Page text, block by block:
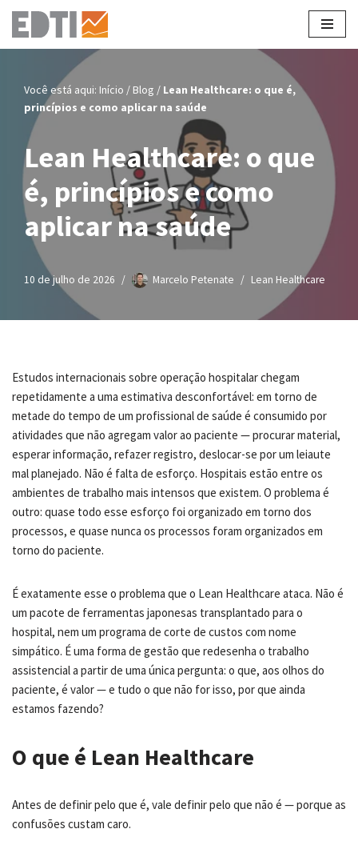
Pular
conteúdo
Você está aqui: Início / Blog / Lean Healthcare: o que é,
princípios e como aplicar na saúde
Lean Healthcare: o que
é, princípios e como
aplicar na saúde
10 de julho de 2026 Marcelo Petenate Lean Healthcare
Estudos internacionais sobre operação hospitalar chegam
repetidamente a uma estimativa desconfortável: em torno de
metade do tempo de um profissional de saúde é consumido por
atividades que não agregam valor ao paciente — procurar material,
esperar informação, refazer registro, deslocar-se por um leiaute
mal planejado. Não é falta de esforço. Hospitais estão entre os
ambientes de trabalho mais intensos que existem. O problema é
outro: quase todo esse esforço foi organizado em torno dos
processos, e quase nunca os processos foram organizados em
torno do paciente.
É exatamente esse o problema que o Lean Healthcare ataca. Não é
um pacote de ferramentas japonesas transplantado para o
hospital, nem um programa de corte de custos com nome
simpático. É uma forma de gestão que redesenha o trabalho
assistencial a partir de uma única pergunta: o que, aos olhos do
paciente, é valor — e tudo o que não for isso, por que ainda
estamos fazendo?
O que é Lean Healthcare
Antes de definir pelo que é, vale definir pelo que não é — porque as
confusões custam caro.